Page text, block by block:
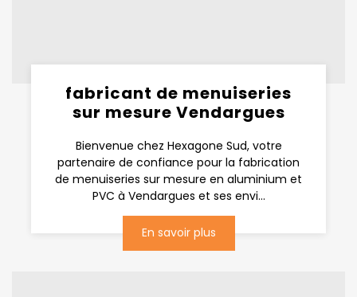
fabricant de menuiseries
sur mesure Vendargues
Bienvenue chez Hexagone Sud, votre
partenaire de confiance pour la fabrication
de menuiseries sur mesure en aluminium et
PVC à Vendargues et ses envi...
En savoir plus